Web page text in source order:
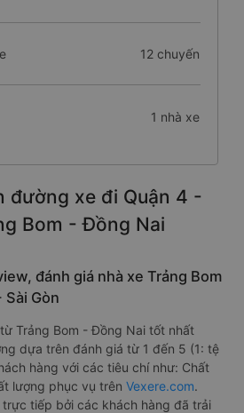
12 chuyến
1 nhà xe
đường xe đi Quận 4 -
Bom - Đồng Nai
đánh giá nhà xe Trảng Bom
Gòn
Trảng Bom - Đồng Nai tốt nhất
dựa trên đánh giá từ 1 đến 5 (1: tệ
hàng với các tiêu chí như: Chất
lượng phục vụ trên Vexere.com.
tiếp bởi các khách hàng đã trải